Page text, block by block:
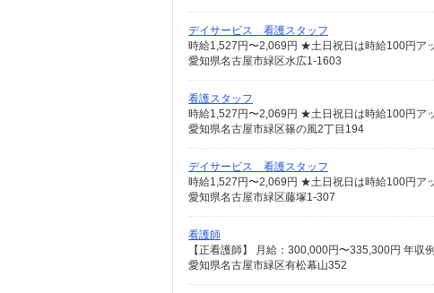
デイサービス 看護スタッフ
時給1,527円〜2,069円 ★土日祝日は時給100円ア
愛知県名古屋市緑区水広1-1603
看護スタッフ
時給1,527円〜2,069円 ★土日祝日は時給100円ア
愛知県名古屋市緑区篠の風2丁目194
デイサービス 看護スタッフ
時給1,527円〜2,069円 ★土日祝日は時給100円ア
愛知県名古屋市緑区藤塚1-307
看護師
愛知県名古屋市緑区有松幕山352